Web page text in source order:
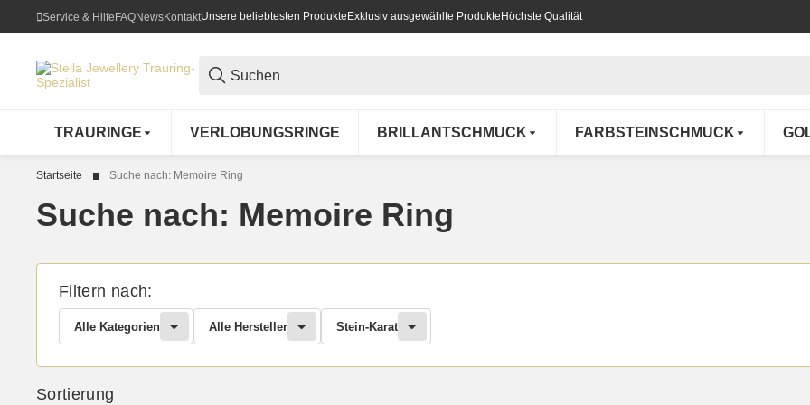
Service & HilfeFAQNewsKontaktUnsere beliebtesten Produkte Exklusiv ausgewählte Produkte Höchste Qualität
TRAURINGE VERLOBUNGSRINGE BRILLANTSCHMUCK FARBSTEINSCHMUCK
Startseite Suche nach: Memoire Ring
Suche nach: Memoire Ring
Filtern nach:
Alle Kategorien Alle Hersteller Stein-Karat
Sortierung